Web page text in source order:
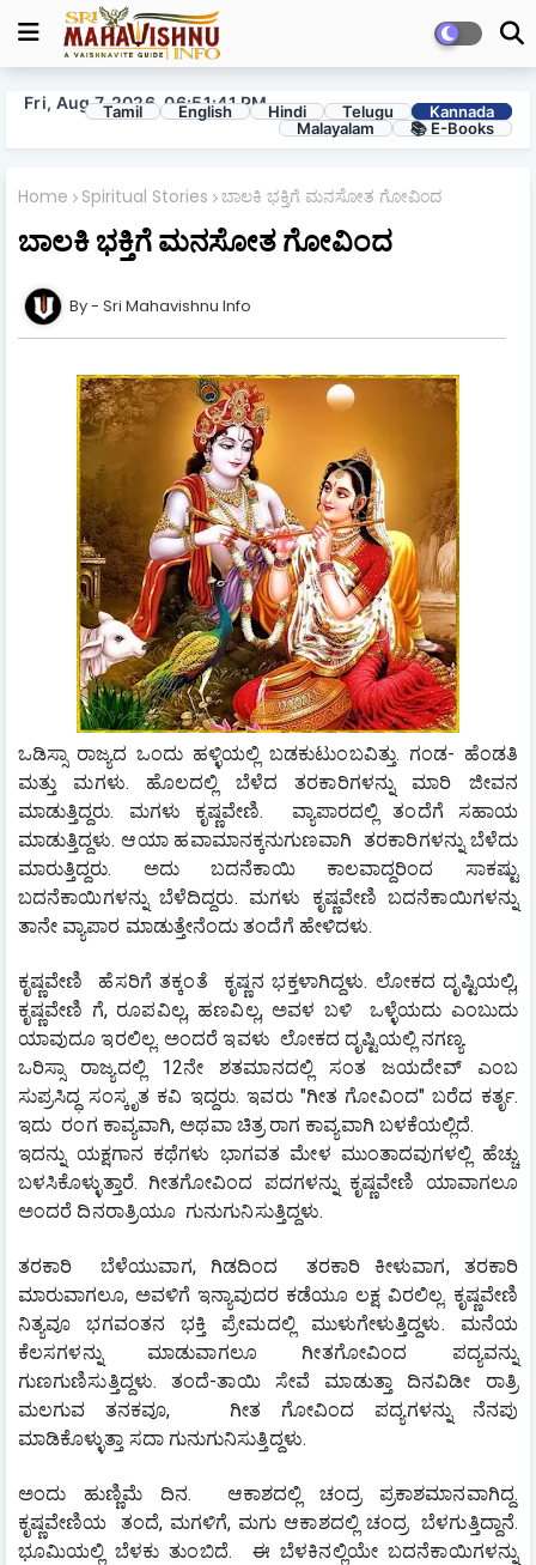
Fri, Aug 7, 2026, 06:51:43 PM
Tamil English Hindi Telugu
Kannada
Malayalam
📚 E-Books
Home Spiritual Stories ಬಾಲಕಿ ಭಕ್ತಿಗೆ ಮನಸೋತ ಗೋವಿಂದ
ಬಾಲಕಿ ಭಕ್ತಿಗೆ ಮನಸೋತ ಗೋವಿಂದ
Sri Mahavishnu Info
ಒಡಿಸ್ಸಾ ರಾಜ್ಯದ ಒಂದು ಹಳ್ಳಿಯಲ್ಲಿ ಬಡಕುಟುಂಬವಿತ್ತು. ಗಂಡ- ಹೆಂಡತಿ
ಮತ್ತು ಮಗಳು. ಹೊಲದಲ್ಲಿ ಬೆಳೆದ ತರಕಾರಿಗಳನ್ನು ಮಾರಿ ಜೀವನ
ಮಾಡುತ್ತಿದ್ದರು. ಮಗಳು ಕೃಷ್ಣವೇಣಿ.  ವ್ಯಾಪಾರದಲ್ಲಿ ತಂದೆಗೆ ಸಹಾಯ
ಮಾಡುತ್ತಿದ್ದಳು. ಆಯಾ ಹವಾಮಾನಕ್ಕನುಗುಣವಾಗಿ  ತರಕಾರಿಗಳನ್ನು ಬೆಳೆದು
ಮಾರುತ್ತಿದ್ದರು. ಅದು ಬದನೆಕಾಯಿ ಕಾಲವಾದ್ದರಿಂದ ಸಾಕಷ್ಟು
ಬದನೆಕಾಯಿಗಳನ್ನು ಬೆಳೆದಿದ್ದರು. ಮಗಳು ಕೃಷ್ಣವೇಣಿ ಬದನೆಕಾಯಿಗಳನ್ನು
ತಾನೇ ವ್ಯಾಪಾರ ಮಾಡುತ್ತೇನೆಂದು ತಂದೆಗೆ ಹೇಳಿದಳು.
ಕೃಷ್ಣವೇಣಿ  ಹೆಸರಿಗೆ ತಕ್ಕಂತೆ  ಕೃಷ್ಣನ ಭಕ್ತಳಾಗಿದ್ದಳು. ಲೋಕದ ದೃಷ್ಟಿಯಲ್ಲಿ,
ಕೃಷ್ಣವೇಣಿ ಗೆ, ರೂಪವಿಲ್ಲ, ಹಣವಿಲ್ಲ, ಅವಳ ಬಳಿ  ಒಳ್ಳೆಯದು ಎಂಬುದು
ಯಾವುದೂ ಇರಲಿಲ್ಲ. ಅಂದರೆ ಇವಳು  ಲೋಕದ ದೃಷ್ಟಿಯಲ್ಲಿ ನಗಣ್ಯ.
ಒರಿಸ್ಸಾ ರಾಜ್ಯದಲ್ಲಿ 12ನೇ ಶತಮಾನದಲ್ಲಿ ಸಂತ ಜಯದೇವ್ ಎಂಬ
ಸುಪ್ರಸಿದ್ಧ ಸಂಸ್ಕೃತ ಕವಿ ಇದ್ದರು. ಇವರು "ಗೀತ ಗೋವಿಂದ" ಬರೆದ ಕರ್ತೃ.
ಇದು  ರಂಗ ಕಾವ್ಯವಾಗಿ, ಅಥವಾ ಚಿತ್ರ ರಾಗ ಕಾವ್ಯವಾಗಿ ಬಳಕೆಯಲ್ಲಿದೆ.
ಇದನ್ನು ಯಕ್ಷಗಾನ ಕಥೆಗಳು ಭಾಗವತ ಮೇಳ ಮುಂತಾದವುಗಳಲ್ಲಿ ಹೆಚ್ಚು
ಬಳಸಿಕೊಳ್ಳುತ್ತಾರೆ. ಗೀತಗೋವಿಂದ ಪದಗಳನ್ನು ಕೃಷ್ಣವೇಣಿ ಯಾವಾಗಲೂ
ಅಂದರೆ ದಿನರಾತ್ರಿಯೂ  ಗುನುಗುನಿಸುತ್ತಿದ್ದಳು.
ತರಕಾರಿ  ಬೆಳೆಯುವಾಗ, ಗಿಡದಿಂದ  ತರಕಾರಿ ಕೀಳುವಾಗ, ತರಕಾರಿ
ಮಾರುವಾಗಲೂ, ಅವಳಿಗೆ ಇನ್ಯಾವುದರ ಕಡೆಯೂ ಲಕ್ಷ ವಿರಲಿಲ್ಲ. ಕೃಷ್ಣವೇಣಿ
ನಿತ್ಯವೂ ಭಗವಂತನ ಭಕ್ತಿ ಪ್ರೇಮದಲ್ಲಿ ಮುಳುಗೇಳುತ್ತಿದ್ದಳು. ಮನೆಯ
ಕೆಲಸಗಳನ್ನು ಮಾಡುವಾಗಲೂ ಗೀತಗೋವಿಂದ ಪದ್ಯವನ್ನು
ಗುಣಗುಣಿಸುತ್ತಿದ್ದಳು. ತಂದೆ-ತಾಯಿ ಸೇವೆ ಮಾಡುತ್ತಾ ದಿನವಿಡೀ ರಾತ್ರಿ
ಮಲಗುವ ತನಕವೂ,   ಗೀತ ಗೋವಿಂದ ಪದ್ಯಗಳನ್ನು ನೆನಪು
ಮಾಡಿಕೊಳ್ಳುತ್ತಾ ಸದಾ ಗುನುಗುನಿಸುತ್ತಿದ್ದಳು.
ಅಂದು ಹುಣ್ಣಿಮೆ ದಿನ.  ಆಕಾಶದಲ್ಲಿ ಚಂದ್ರ ಪ್ರಕಾಶಮಾನವಾಗಿದ್ದ.
ಕೃಷ್ಣವೇಣಿಯ  ತಂದೆ, ಮಗಳಿಗೆ, ಮಗು ಆಕಾಶದಲ್ಲಿ ಚಂದ್ರ  ಬೆಳಗುತ್ತಿದ್ದಾನೆ.
ಭೂಮಿಯಲ್ಲಿ ಬೆಳಕು ತುಂಬಿದೆ.  ಈ ಬೆಳಕಿನಲ್ಲಿಯೇ ಬದನೆಕಾಯಿಗಳನ್ನು